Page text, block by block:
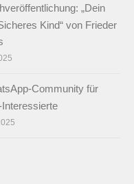
„Dein
Kind“ von Frieder
Community für
Interessierte